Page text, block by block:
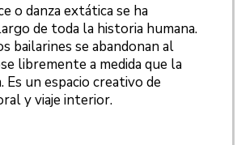
o danza extática se ha
de toda la historia humana.
bailarines se abandonan al
libremente a medida que la
Es un espacio creativo de
y viaje interior.